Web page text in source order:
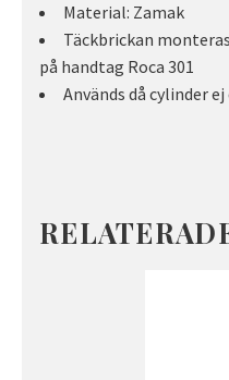
Material: Zamak
Täckbrickan
på handtag Roca 301
Används då cylinder